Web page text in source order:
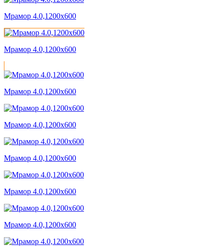
Мрамор 4.0,1200x600
Мрамор 4.0,1200x600
Мрамор 4.0,1200x600
Мрамор 4.0,1200x600
Мрамор 4.0,1200x600
Мрамор 4.0,1200x600
Мрамор 4.0,1200x600